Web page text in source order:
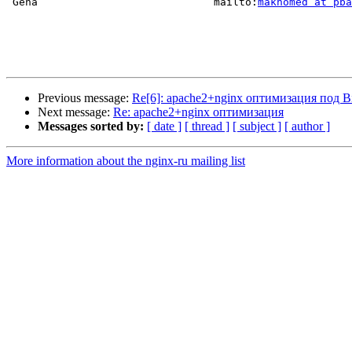
Previous message: Re[6]: apache2+nginx оптимизация под
Next message: Re: apache2+nginx оптимизация
Messages sorted by: [ date ] [ thread ] [ subject ] [ author ]
More information about the nginx-ru mailing list